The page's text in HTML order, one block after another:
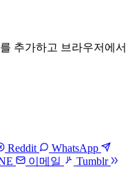
추가하고 브라우저에서
Reddit
WhatsApp
이메일
Tumblr